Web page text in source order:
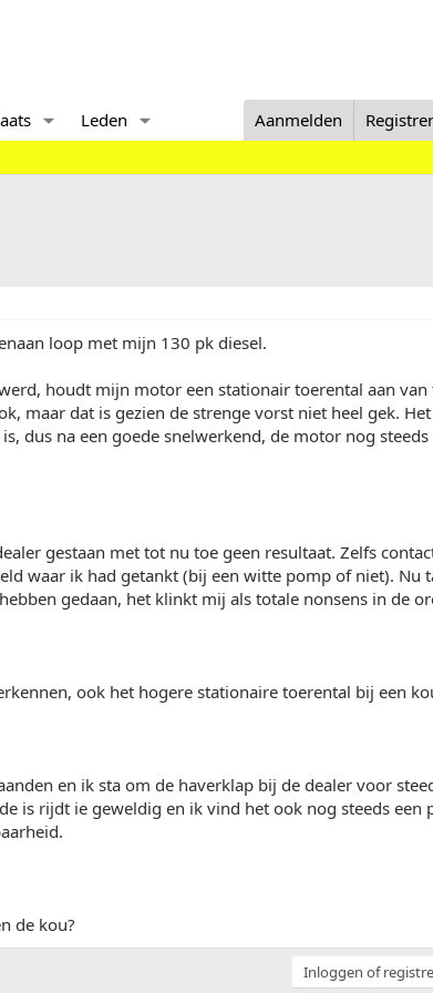
Leden Aanmelden
loop met mijn 130 pk diesel.
houdt mijn motor een stationair toerental aan van
maar dat is gezien de strenge vorst niet heel gek.
dus na een goede snelwerkend, de motor nog
gestaan met tot nu toe geen resultaat. Zelfs
waar ik had getankt (bij een witte pomp of niet). Nu
gedaan, het klinkt mij als totale nonsens in de
ook het hogere stationaire toerental bij een
en ik sta om de haverklap bij de dealer voor
is rijdt ie geweldig en ik vind het ook nog steeds een
de kou?
Inloggen of